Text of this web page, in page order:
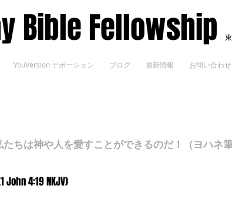
Bible Fellowship
YouVersion デボーション ブログ 最新情報 お問い合わせ
ちは神や人を愛すことができるのだ！（ヨハネ筆
John 4:19 NKJV)